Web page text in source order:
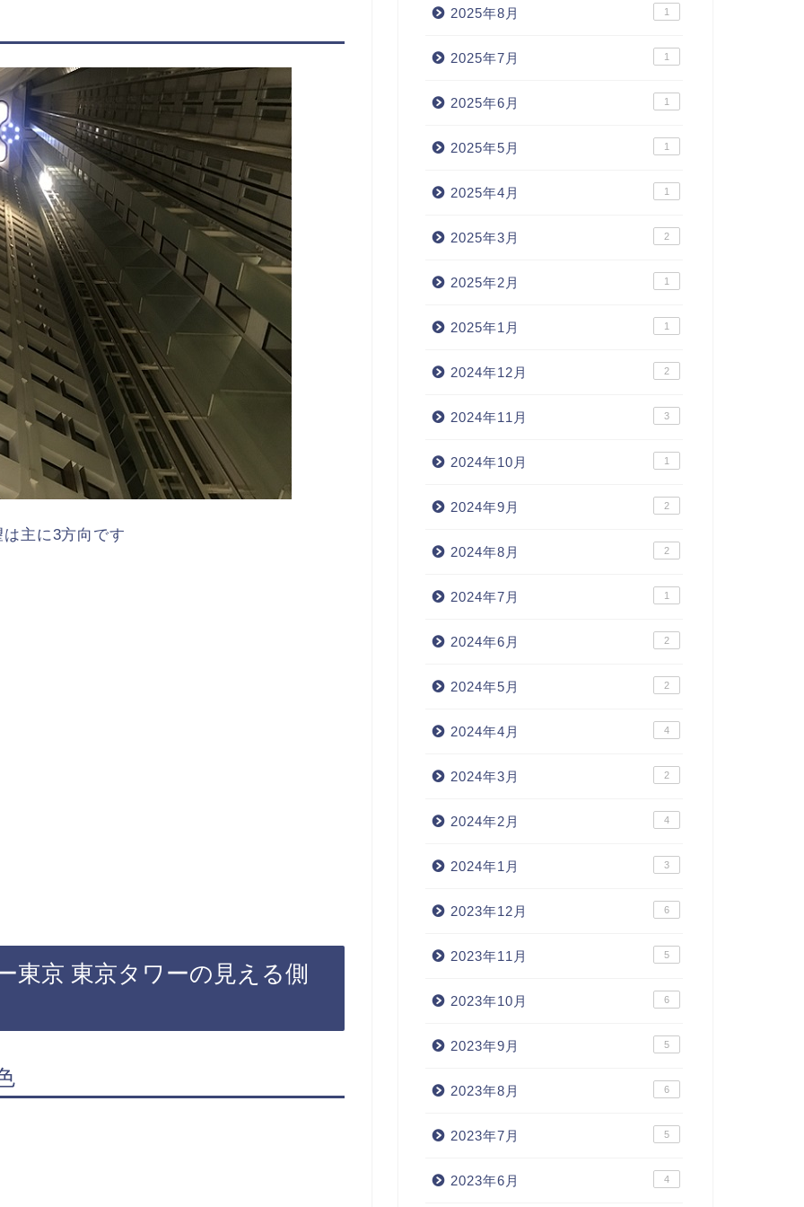
主に3方向です
東京 東京タワーの見える側
2025年8月 1
2025年7月 1
2025年6月 1
2025年5月 1
2025年4月 1
2025年3月 2
2025年2月 1
2025年1月 1
2024年12月 2
2024年11月 3
2024年10月 1
2024年9月 2
2024年8月 2
2024年7月 1
2024年6月 2
2024年5月 2
2024年4月 4
2024年3月 2
2024年2月 4
2024年1月 3
2023年12月 6
2023年11月 5
2023年10月 6
2023年9月 5
2023年8月 6
2023年7月 5
2023年6月 4